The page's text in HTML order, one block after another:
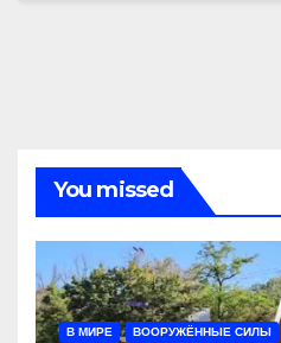
You missed
В МИРЕ ВООРУЖЁННЫЕ СИЛЫ